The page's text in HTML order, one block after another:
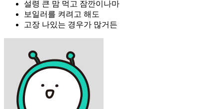
설령 큰 맘 먹고 잠깐이나마
보일러를 켜려고 해도
고장 나있는 경우가 많거든